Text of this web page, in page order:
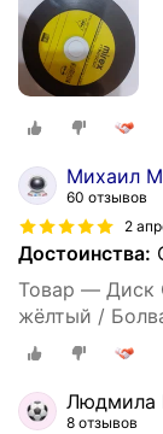
Михаил
60 отзывов
2
Достоинства:
Товар — Диск
жёлтый /
Людмила
8 отзывов